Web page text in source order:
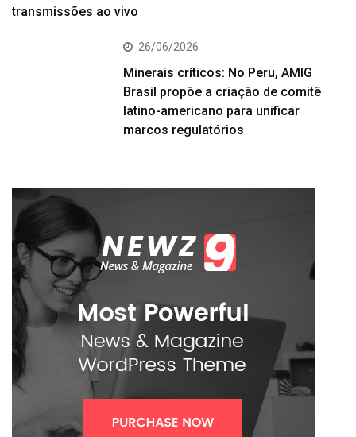
transmissões ao vivo
26/06/2026
Minerais críticos: No Peru, AMIG
Brasil propõe a criação de comitê
latino-americano para unificar
marcos regulatórios